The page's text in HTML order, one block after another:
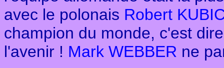
avec le polonais Robert
champion du monde, c'est
l'avenir ! Mark WEBBER ne